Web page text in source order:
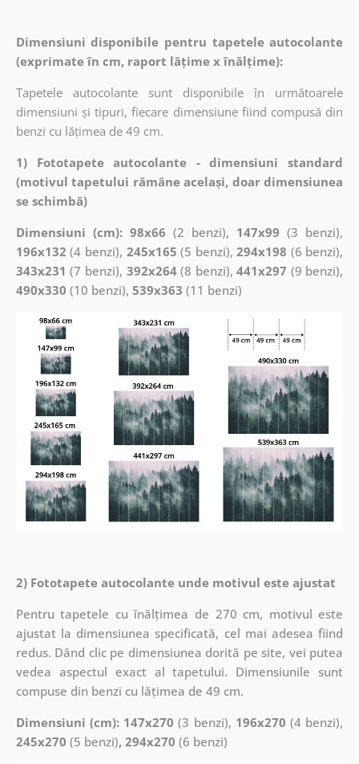
Dimensiuni disponibile pentru tapetele autocolante
(exprimate în cm, raport lățime x înălțime):
Tapetele autocolante sunt disponibile în următoarele
dimensiuni și tipuri, fiecare dimensiune fiind compusă din
benzi cu lățimea de 49 cm.
1) Fototapete autocolante - dimensiuni standard
(motivul tapetului rămâne același, doar dimensiunea
se schimbă)
Dimensiuni (cm): 98x66 (2 benzi), 147x99 (3 benzi),
196x132 (4 benzi), 245x165 (5 benzi),294x198 (6 benzi),
343x231 (7 benzi), 392x264(8 benzi),441x297 (9 benzi),
490x330 (10 benzi), 539x363 (11 benzi)
2) Fototapete autocolante unde motivul este ajustat
Pentru tapetele cu înălțimea de 270 cm, motivul este
ajustat la dimensiunea specificată, cel mai adesea fiind
redus. Dând clic pe dimensiunea dorită pe site, vei putea
vedea aspectul exact al tapetului. Dimensiunile sunt
compuse din benzi cu lățimea de 49 cm.
Dimensiuni (cm): 147x270 (3 benzi), 196x270 (4 benzi),
245x270 (5 benzi), 294x270 (6 benzi)